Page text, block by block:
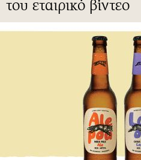
του εταιρικό βίντεο